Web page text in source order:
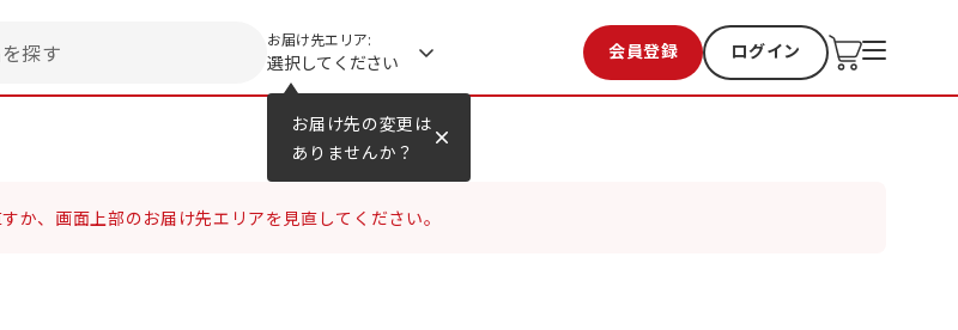
お届け先の変更は
ありませんか？
探す お届け先エリア:
選択してください 会員登録 ログイン
お気に入り 過去購入
か、画面上部のお届け先エリアを見直してください。